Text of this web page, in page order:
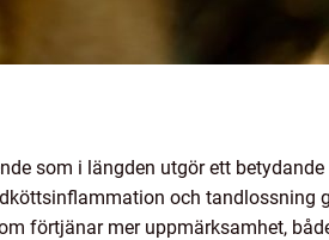
som i längden utgör ett betydande
och tandlossning
förtjänar mer uppmärksamhet,